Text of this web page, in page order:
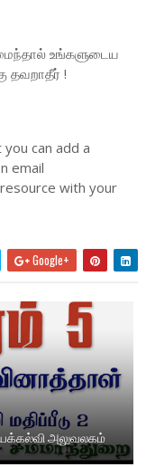
உங்களுடைய
தவறாதீர் !
can add a
email
with your
Google+
அலுவலகம்